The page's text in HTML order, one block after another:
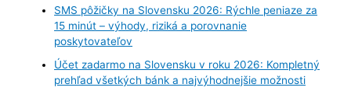
SMS pôžičky na Slovensku 2026: Rýchle peniaze za
15 minút – výhody, riziká a porovnanie
poskytovateľov
Účet zadarmo na Slovensku v roku 2026: Kompletný
prehľad všetkých bánk a najvýhodnejšie možnosti